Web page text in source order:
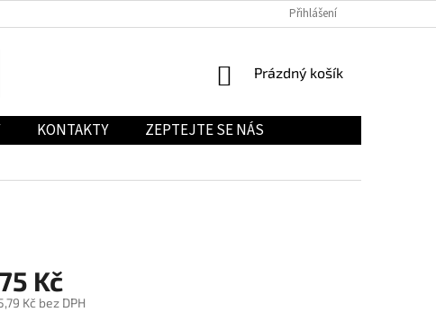
Přihlášení
NÁKUPNÍ
Prázdný košík
KONTAKTY ZEPTEJTE SE NÁS
Kč
Kč bez DPH